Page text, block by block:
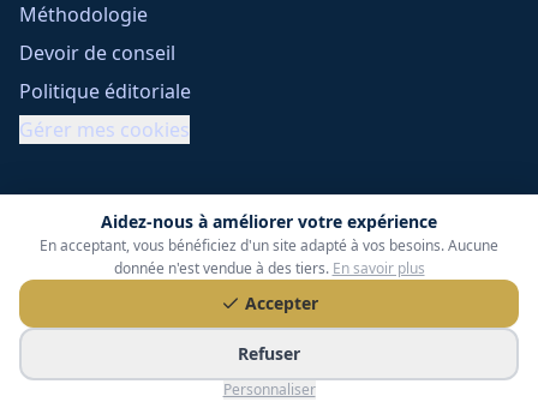
Aidez-nous à améliorer votre expérience
En acceptant, vous bénéficiez d'un site adapté à vos besoins. Aucune
donnée n'est vendue à des tiers. En savoir plus
Accepter
Refuser
Personnaliser
Méthodologie
Devoir de conseil
Politique éditoriale
Gérer mes cookies
- SARL au capital de 15 000 €
ORIAS n° 25007309 - RCS 990 206 179 - Membre du réseau
360 Courtage
RC Pro : Klarity - Contrat n° CCOUK000785